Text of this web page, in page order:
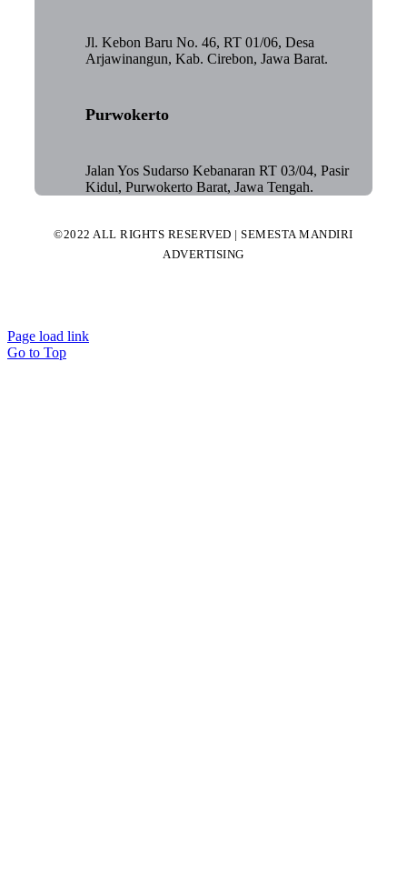
Jl. Kebon Baru No. 46, RT 01/06, Desa
Arjawinangun, Kab. Cirebon, Jawa Barat.
Purwokerto
Jalan Yos Sudarso Kebanaran RT 03/04, Pasir
Kidul, Purwokerto Barat, Jawa Tengah.
©2022 ALL RIGHTS RESERVED | SEMESTA MANDIRI
ADVERTISING
Page load link
Go to Top